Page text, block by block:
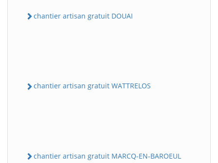
chantier artisan gratuit DOUAI
chantier artisan gratuit WATTRELOS
chantier artisan gratuit MARCQ-EN-BAROEUL